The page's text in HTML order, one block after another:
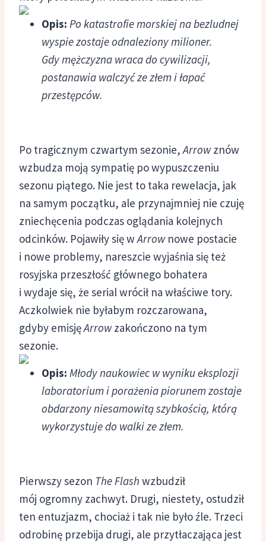
Opis: Po katastrofie morskiej na bezludnej
wyspie zostaje odnaleziony milioner.
Gdy mężczyzna wraca do cywilizacji,
postanawia walczyć ze złem i łapać
przestępców.
Po tragicznym czwartym sezonie,Arrowznów
wzbudza moją sympatię po wypuszczeniu
sezonu piątego. Nie jest to taka rewelacja, jak
na samym początku, ale przynajmniej nie czuję
zniechęcenia podczas oglądania kolejnych
odcinków. Pojawiły się wArrownowe postacie
i nowe problemy, nareszcie wyjaśnia się też
rosyjska przeszłość głównego bohatera
i wydaje się, że serial wrócił na właściwe tory.
Aczkolwiek nie byłabym rozczarowana,
gdyby emisjęArrowzakończono na tym
sezonie.
Opis: Młody naukowiec w wyniku eksplozji
laboratorium i porażenia piorunem zostaje
obdarzony niesamowitą szybkością, którą
wykorzystuje do walki ze złem.
Pierwszy sezon The Flash wzbudził
mój ogromny zachwyt. Drugi, niestety, ostudził
ten entuzjazm, chociaż i tak nie było źle. Trzeci
odrobinę przebija drugi, ale przytłaczająca jest